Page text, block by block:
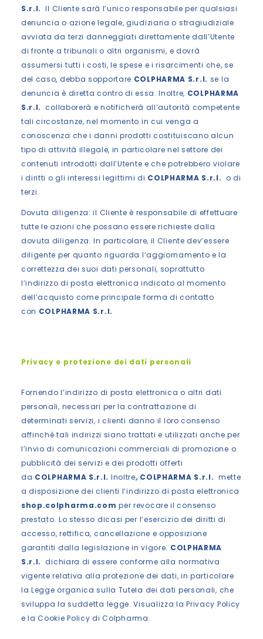
S.r.l. Il Cliente sarà l’unico responsabile per qualsiasi
denuncia o azione legale, giudiziaria o stragiudiziale
avviata da terzi danneggiati direttamente dall’Utente
di fronte a tribunali o altri organismi, e dovrà
assumersi tutti i costi, le spese e i risarcimenti che, se
del caso, debba sopportare COLPHARMA S.r.l. se la
denuncia è diretta contro di essa. Inoltre, COLPHARMA
S.r.l. collaborerà e notificherà all’autorità competente
tali circostanze, nel momento in cui venga a
conoscenza che i danni prodotti costituiscano alcun
tipo di attività illegale, in particolare nel settore dei
contenuti introdotti dall’Utente e che potrebbero violare
i diritti o gli interessi legittimi di COLPHARMA S.r.l. o di
terzi.
Dovuta diligenza: il Cliente è responsabile di effettuare
tutte le azioni che possano essere richieste dalla
dovuta diligenza. In particolare, il Cliente dev’essere
diligente per quanto riguarda l’aggiornamento e la
correttezza dei suoi dati personali, soprattutto
l’indirizzo di posta elettronica indicato al momento
dell’acquisto come principale forma di contatto
con COLPHARMA S.r.l.
Privacy e protezione dei dati personali
Fornendo l’indirizzo di posta elettronica o altri dati
personali, necessari per la contrattazione di
determinati servizi, i clienti danno il loro consenso
affinché tali indirizzi siano trattati e utilizzati anche per
l’invio di comunicazioni commerciali di promozione o
pubblicità dei servizi e dei prodotti offerti
da COLPHARMA S.r.l. Inoltre, COLPHARMA S.r.l. mette
a disposizione dei clienti l’indirizzo di posta elettronica
shop.colpharma.com per revocare il consenso
prestato. Lo stesso dicasi per l’esercizio dei diritti di
accesso, rettifica, cancellazione e opposizione
garantiti dalla legislazione in vigore. COLPHARMA
S.r.l. dichiara di essere conforme alla normativa
vigente relativa alla protezione dei dati, in particolare
la Legge organica sulla Tutela dei dati personali, che
sviluppa la suddetta legge. Visualizza laPrivacy Policy
e laCookie Policy di Colpharma.